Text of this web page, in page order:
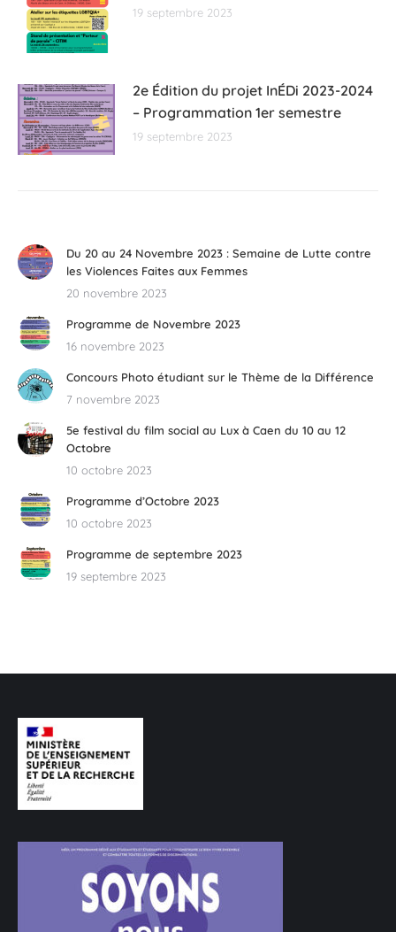
19 septembre 2023
2e Édition du projet InÉDi 2023-2024
– Programmation 1er semestre
19 septembre 2023
Du 20 au 24 Novembre 2023 : Semaine de Lutte contre
les Violences Faites aux Femmes
20 novembre 2023
Programme de Novembre 2023
16 novembre 2023
Concours Photo étudiant sur le Thème de la Différence
7 novembre 2023
5e festival du film social au Lux à Caen du 10 au 12
Octobre
10 octobre 2023
Programme d’Octobre 2023
10 octobre 2023
Programme de septembre 2023
19 septembre 2023